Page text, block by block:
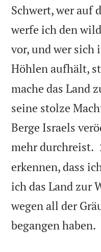
Schwert, wer auf
werfe ich den
vor, und wer sich
Höhlen aufhält,
mache das Land
seine stolze
Berge Israels
mehr durchreist.
erkennen, dass
ich das Land zur
wegen all der
begangen haben.